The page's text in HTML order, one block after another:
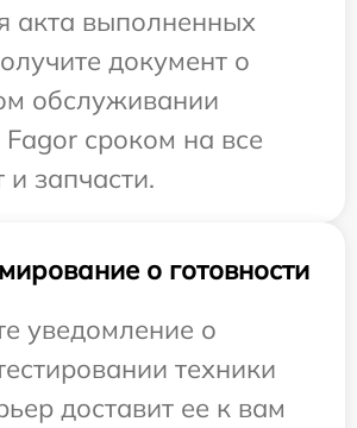
акта выполненных
документ о
обслуживании
Fagor сроком на все
запчасти.
о готовности
уведомление о
техники
доставит ее к вам